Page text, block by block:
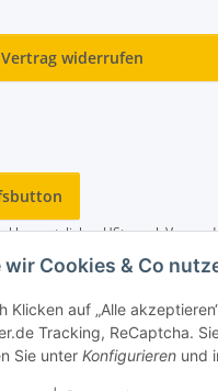
wir Cookies & Co
Klicken auf „Alle
Tracking, ReCaptcha.
Sie unter Konfigurieren und
Vertrag widerrufen
gesetzlicher USt., zzgl.Versand